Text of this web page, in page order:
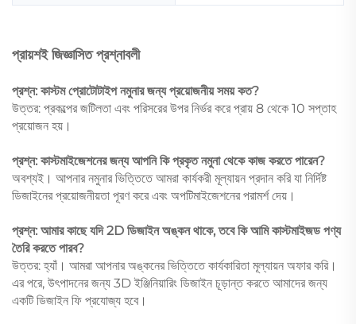
প্রায়শই জিজ্ঞাসিত প্রশ্নাবলী
প্রশ্ন: কাস্টম প্রোটোটাইপ নমুনার জন্য প্রয়োজনীয় সময় কত?
উত্তর: প্রকল্পের জটিলতা এবং পরিসরের উপর নির্ভর করে প্রায় 8 থেকে 10 সপ্তাহ
প্রয়োজন হয়।
প্রশ্ন: কাস্টমাইজেশনের জন্য আপনি কি প্রকৃত নমুনা থেকে কাজ করতে পারেন?
অবশ্যই। আপনার নমুনার ভিত্তিতে আমরা কার্যকরী মূল্যায়ন প্রদান করি যা নির্দিষ্ট
ডিজাইনের প্রয়োজনীয়তা পূরণ করে এবং অপটিমাইজেশনের পরামর্শ দেয়।
প্রশ্ন: আমার কাছে যদি 2D ডিজাইন অঙ্কন থাকে, তবে কি আমি কাস্টমাইজড পণ্য
তৈরি করতে পারব?
উত্তর: হ্যাঁ। আমরা আপনার অঙ্কনের ভিত্তিতে কার্যকারিতা মূল্যায়ন অফার করি।
এর পরে, উৎপাদনের জন্য 3D ইঞ্জিনিয়ারিং ডিজাইন চূড়ান্ত করতে আমাদের জন্য
একটি ডিজাইন ফি প্রযোজ্য হবে।